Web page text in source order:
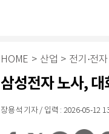
HOME > 산업 > 전기·전자
삼성전자 노사,
장용석 기자 / 입력 : 2026-05-12